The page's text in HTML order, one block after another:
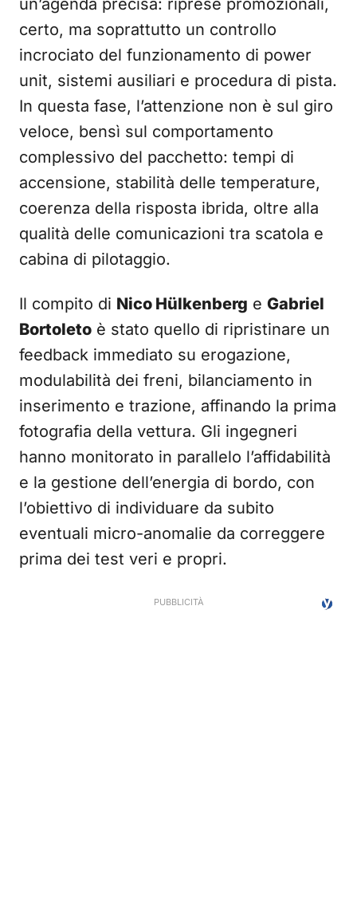
un’agenda precisa: riprese promozionali,
certo, ma soprattutto un controllo
incrociato del funzionamento di power
unit, sistemi ausiliari e procedura di pista.
In questa fase, l’attenzione non è sul giro
veloce, bensì sul comportamento
complessivo del pacchetto: tempi di
accensione, stabilità delle temperature,
coerenza della risposta ibrida, oltre alla
qualità delle comunicazioni tra scatola e
cabina di pilotaggio.
Il compito di Nico Hülkenberg e Gabriel
Bortoleto è stato quello di ripristinare un
feedback immediato su erogazione,
modulabilità dei freni, bilanciamento in
inserimento e trazione, affinando la prima
fotografia della vettura. Gli ingegneri
hanno monitorato in parallelo l’affidabilità
e la gestione dell’energia di bordo, con
l’obiettivo di individuare da subito
eventuali micro-anomalie da correggere
prima dei test veri e propri.